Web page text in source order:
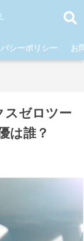
シーポリシー お
スゼロツー
は誰？